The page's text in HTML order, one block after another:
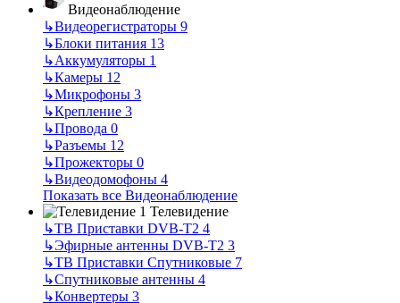
Видеонаблюдение
↳Видеорегистраторы 9
↳Блоки питания 13
↳Аккумуляторы 1
↳Камеры 12
↳Микрофоны 3
↳Крепление 3
↳Провода 0
↳Разъемы 12
↳Прожекторы 0
↳Видеодомофоны 4
Показать все Видеонаблюдение
Телевидение
↳ТВ Приставки DVB-T2 4
↳Эфирные антенны DVB-T2 3
↳ТВ Приставки Спутниковые 7
↳Спутниковые антенны 4
↳Конвертеры 3